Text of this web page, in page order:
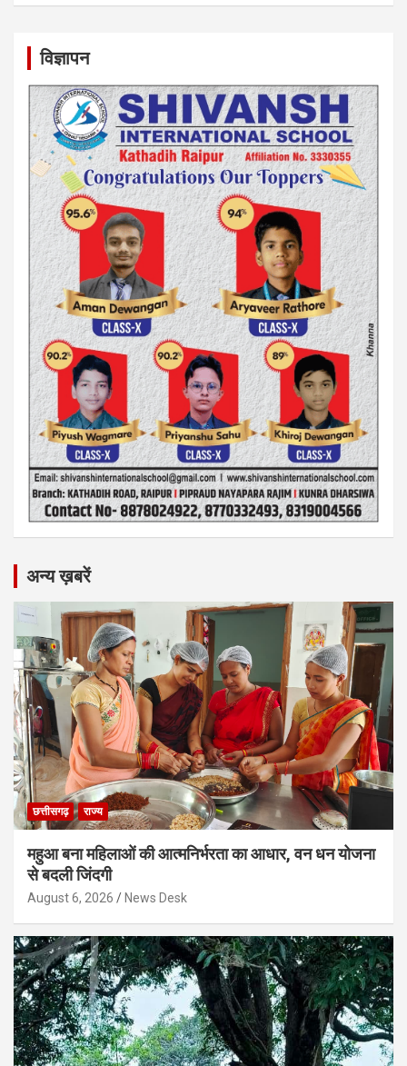
विज्ञापन
अन्य ख़बरें
छत्तीसगढ़ राज्य
महुआ बना महिलाओं की आत्मनिर्भरता का आधार, वन धन योजना
से बदली जिंदगी
August 6, 2026 News Desk